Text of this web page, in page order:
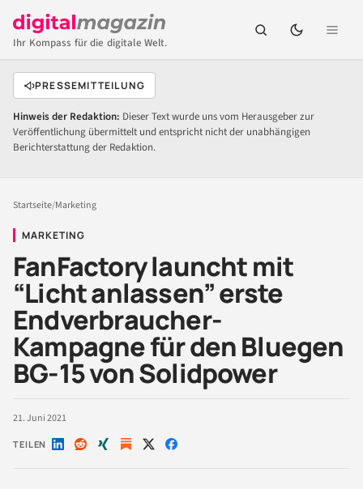
Ihr Kompass für die digitale Welt.
PRESSEMITTEILUNG
Hinweis der Redaktion: Dieser Text wurde uns vom Herausgeber zur
Veröffentlichung übermittelt und entspricht nicht der unabhängigen
Berichterstattung der Redaktion.
Startseite/Marketing
MARKETING
FanFactory launcht mit
“Licht anlassen” erste
Endverbraucher-
Kampagne für den Bluegen
BG-15 von Solidpower
21. Juni 2021
TEILEN Auf Auf Auf Auf Auf